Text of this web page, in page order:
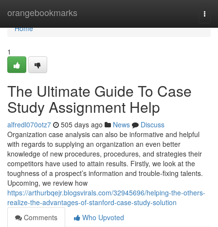
orangebookmarks
Home
Home
1
The Ultimate Guide To Case
Study Assignment Help
alfredl070otz7 505 days ago News
Discuss
Organization case analysis can also be informative and helpful
with regards to supplying an organization an even better
knowledge of new procedures, procedures, and strategies their
competitors have used to attain results. Firstly, we look at the
toughness of a prospect’s information and trouble-fixing talents.
Upcoming, we review how
https://arthurbqejr.blogsvirals.com/32945696/helping-the-others-
realize-the-advantages-of-stanford-case-study-solution
Comments
Who Upvoted